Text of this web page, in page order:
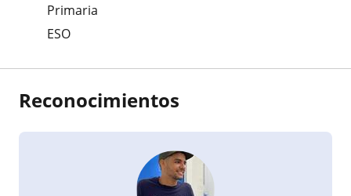
Primaria
ESO
Reconocimientos